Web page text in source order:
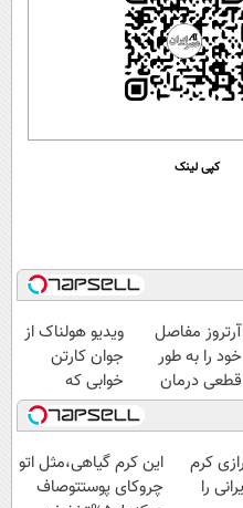
کپی لینک
آرتروز مفاصل
خود را به طور
قطعی درمان
کنید!
◗پرسش‌نامه◖
ویدیو هولناک از
جوان کارتن
خوابی که
میلیاردر شد.
آموزش رایگان
کرم
را
این کرم گیاهی،مثل اتو
چروکای پوستتوصاف